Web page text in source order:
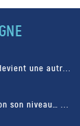
une autr...
son niveau… ...